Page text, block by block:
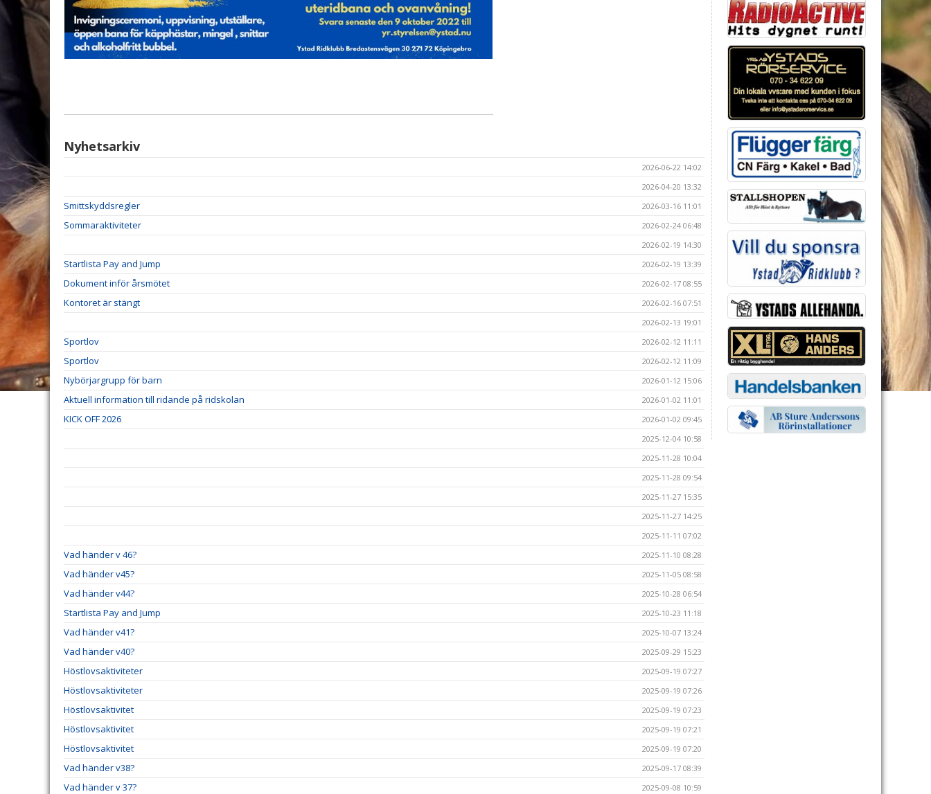
Nyhetsarkiv
2026-06-22 14:02
2026-04-20 13:32
Smittskyddsregler 2026-03-16 11:01
Sommaraktiviteter
2026-02-24 06:48
2026-02-19 14:30
Startlista Pay and Jump 2026-02-19 13:39
Dokument inför årsmötet 2026-02-17 08:55
Kontoret är stängt
2026-02-16 07:51
2026-02-13 19:01
Sportlov 2026-02-12 11:11
Sportlov 2026-02-12 11:09
Nybörjargrupp för barn 2026-01-12 15:06
Aktuell information till ridande på ridskolan 2026-01-02 11:01
KICK OFF 2026
2026-01-02 09:45
2025-12-04 10:58
2025-11-28 10:04
2025-11-28 09:54
2025-11-27 15:35
2025-11-27 14:25
2025-11-11 07:02
Vad händer v 46? 2025-11-10 08:28
Vad händer v45? 2025-11-05 08:58
Vad händer v44? 2025-10-28 06:54
Startlista Pay and Jump 2025-10-23 11:18
Vad händer v41? 2025-10-07 13:24
Vad händer v40? 2025-09-29 15:23
Höstlovsaktiviteter 2025-09-19 07:27
Höstlovsaktiviteter 2025-09-19 07:26
Höstlovsaktivitet 2025-09-19 07:23
Höstlovsaktivitet 2025-09-19 07:21
Höstlovsaktivitet 2025-09-19 07:20
Vad händer v38? 2025-09-17 08:39
Vad händer v 37? 2025-09-08 10:59